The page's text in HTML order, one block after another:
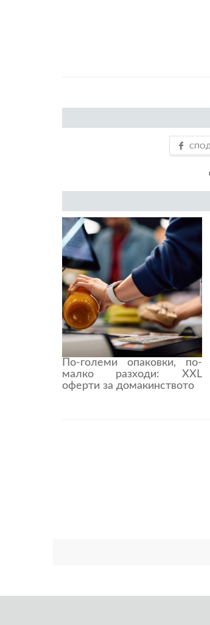
По-големи опаковки, по-
малко разходи: XXL
оферти за домакинството